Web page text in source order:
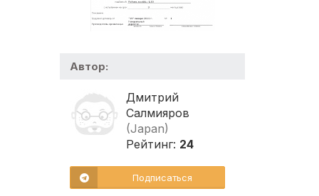
Автор:
Дмитрий
Салмияров
(Japan)
Рейтинг: 24
Подписаться